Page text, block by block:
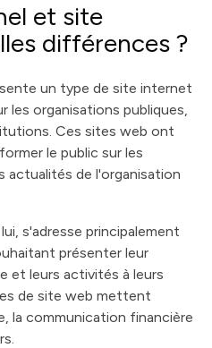
et site
différences ?
un type de site internet
les organisations publiques,
Ces sites web ont
le public sur les
actualités de l'organisation
s'adresse principalement
présenter leur
et leurs activités à leurs
de site web mettent
la communication financière